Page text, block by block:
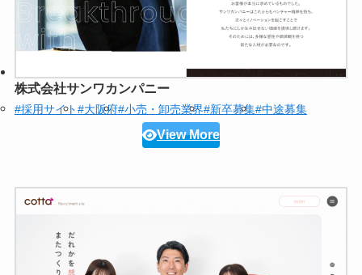
株式会社サンワカンパニー
#採用サイト#大阪府#小売・卸売業界#新卒募集#中途募集
View More